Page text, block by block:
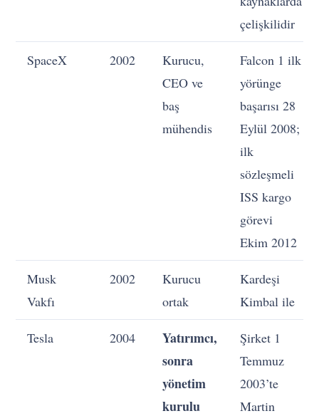
çelişkilidir
SpaceX 2002
Kurucu,
CEO ve
baş
mühendis
Falcon 1 ilk
yörünge
başarısı 28
Eylül 2008;
ilk
sözleşmeli
ISS kargo
görevi
Ekim 2012
Musk
Vakfı
2002
Kurucu
ortak
Kardeşi
Kimbal ile
Tesla 2004
Yatırımcı,
sonra
yönetim
kurulu
Şirket 1
Temmuz
2003’te
Martin